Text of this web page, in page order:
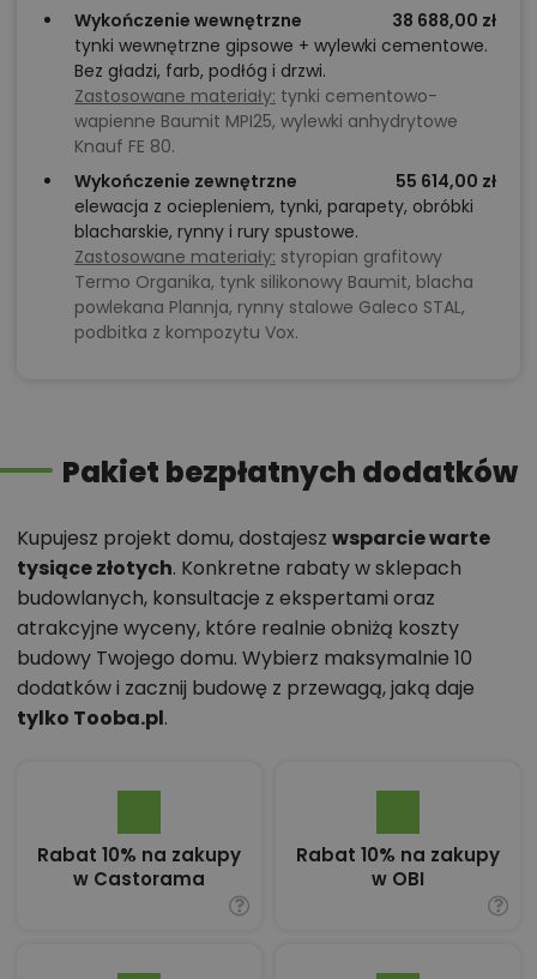
Wykończenie wewnętrzne
38 688,00 zł
tynki wewnętrzne gipsowe + wylewki cementowe.
Bez gładzi, farb, podłóg i drzwi.
Zastosowane materiały: tynki cementowo-
wapienne Baumit MPI25, wylewki anhydrytowe
Knauf FE 80.
Wykończenie zewnętrzne
55 614,00 zł
elewacja z ociepleniem, tynki, parapety, obróbki
blacharskie, rynny i rury spustowe.
Zastosowane materiały: styropian grafitowy
Termo Organika, tynk silikonowy Baumit, blacha
powlekana Plannja, rynny stalowe Galeco STAL,
podbitka z kompozytu Vox.
Pakiet bezpłatnych dodatków
Kupujesz projekt domu, dostajesz wsparcie warte
tysiące złotych. Konkretne rabaty w sklepach
budowlanych, konsultacje z ekspertami oraz
atrakcyjne wyceny, które realnie obniżą koszty
budowy Twojego domu. Wybierz maksymalnie 10
dodatków i zacznij budowę z przewagą, jaką daje
tylko Tooba.pl.
Rabat 10% na zakupy
w Castorama
Rabat 10% na zakupy
w OBI